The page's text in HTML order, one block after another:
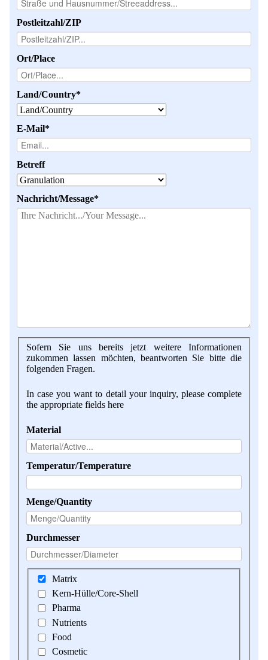
Mikrokugeln für Instant-Getränkepulver
A Leap Forward to Shaping Better Products –
Microencapsulation and Microgranulation
Drip Casting Technologies at BRACE - An overview
(Movie)
Postleitzahl/ZIP
Ort/Place
Pflichtfeld
Land/Country*
Pflichtfeld
E-Mail*
Betreff
Pflichtfeld
Nachricht/Message*
Sofern Sie uns bereits jetzt weitere Informationen
zukommen lassen möchten, beantworten Sie bitte die
folgenden Fragen.
In case you want to detail your inquiry, please complete
the appropriate fields here
Material
Temperatur/Temperature
Menge/Quantity
Durchmesser
Matrix
Kern-Hülle/Core-Shell
Pharma
Nutrients
Food
Cosmetic